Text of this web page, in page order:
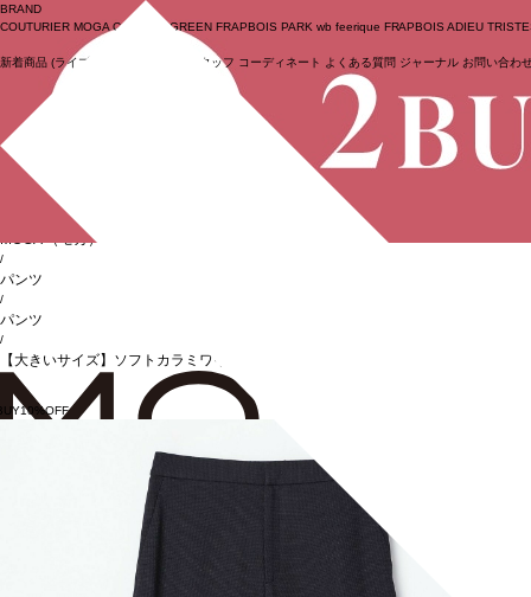
ログイン
BRAND
COUTURIER MOGA Collection GREEN FRAPBOIS PARK wb feerique FRAPBOIS ADIEU
新着商品 (ライブ) スタッフ コーディネート よくある質問 ジャーナル お問い合わ
BIGI online store
（モガ）
/
パンツ
/
パンツ
/
【大きいサイズ】ソフトカラミワイドシルエットパンツ［セットアップ可能］